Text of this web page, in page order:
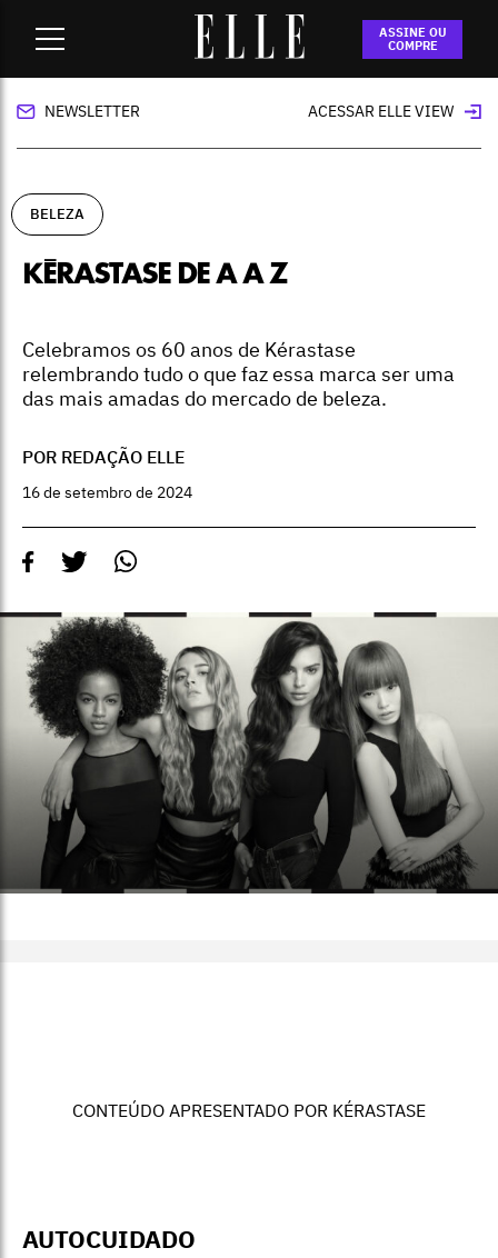
ASSINE OU
COMPRE
Kérastase de A a Z
NEWSLETTER ACESSAR ELLE VIEW
BELEZA
KÉRASTASE DE A A Z
Celebramos os 60 anos de Kérastase
relembrando tudo o que faz essa marca ser uma
das mais amadas do mercado de beleza.
POR REDAÇÃO ELLE
16 de setembro de 2024
CONTEÚDO APRESENTADO POR KÉRASTASE
AUTOCUIDADO